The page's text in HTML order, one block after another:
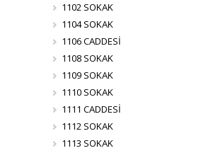
1102 SOKAK
1104 SOKAK
1106 CADDESİ
1108 SOKAK
1109 SOKAK
1110 SOKAK
1111 CADDESİ
1112 SOKAK
1113 SOKAK